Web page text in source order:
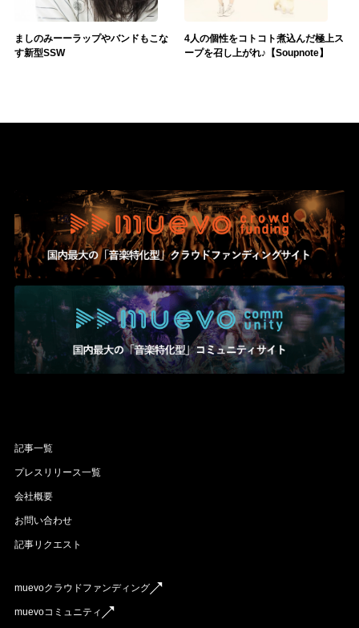
ましのみーーラップやバンドもこな
す新型SSW
4人の個性をコトコト煮込んだ極上ス
ープを召し上がれ♪【Soupnote】
記事一覧
プレスリリース一覧
会社概要
お問い合わせ
記事リクエスト
muevoクラウドファンディング
muevoコミュニティ